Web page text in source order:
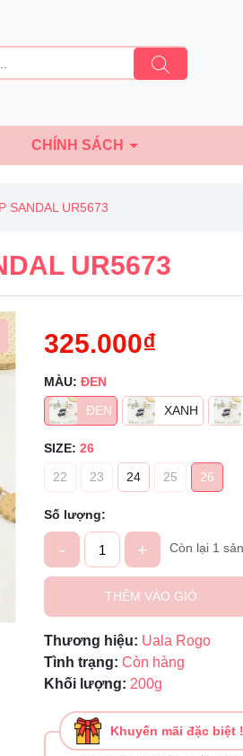
CHÍNH SÁCH
SANDAL UR5673
UR5673
325.000₫
MÀU: ĐEN
ĐEN
XANH
SIZE: 26
22
23 24 25 26
Số lượng:
- + Còn lại 1
THÊM VÀO GIỎ
Thương hiệu: Uala Rogo
Tình trạng: Còn hàng
Khối lượng: 200g
Khuyến mãi đặc biệt
Mã giảm giá:
Điều kiện: